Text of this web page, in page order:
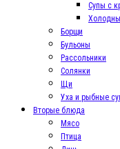
Супы с
Борщи
Бульоны
Рассольники
Солянки
Щи
Уха и рыбные
Вторые блюда
Мясо
Птица